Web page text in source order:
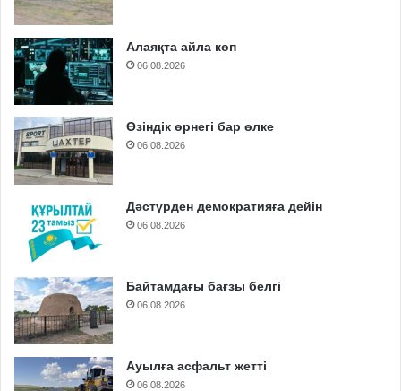
Алаяқта айла көп
06.08.2026
Өзіндік өрнегі бар өлке
06.08.2026
Дәстүрден демократияға дейін
06.08.2026
Байтамдағы бағзы белгі
06.08.2026
Ауылға асфальт жетті
06.08.2026